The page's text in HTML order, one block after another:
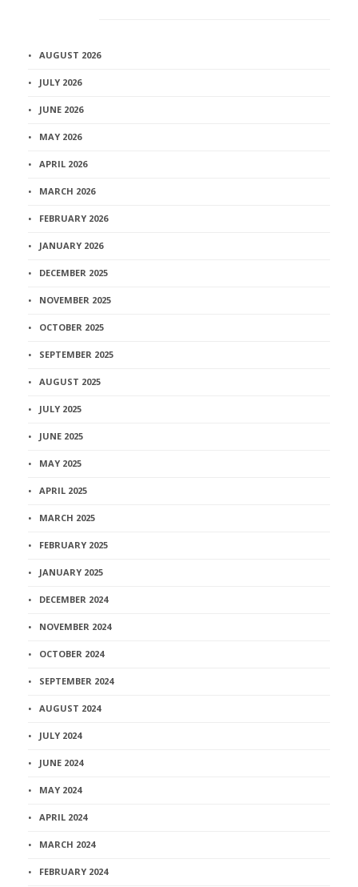
AUGUST 2026
JULY 2026
JUNE 2026
MAY 2026
APRIL 2026
MARCH 2026
FEBRUARY 2026
JANUARY 2026
DECEMBER 2025
NOVEMBER 2025
OCTOBER 2025
SEPTEMBER 2025
AUGUST 2025
JULY 2025
JUNE 2025
MAY 2025
APRIL 2025
MARCH 2025
FEBRUARY 2025
JANUARY 2025
DECEMBER 2024
NOVEMBER 2024
OCTOBER 2024
SEPTEMBER 2024
AUGUST 2024
JULY 2024
JUNE 2024
MAY 2024
APRIL 2024
MARCH 2024
FEBRUARY 2024